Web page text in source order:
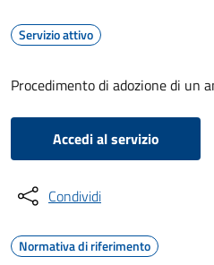
Servizio attivo
Procedimento di adozione di un
Accedi al servizio
Condividi
Normativa di riferimento